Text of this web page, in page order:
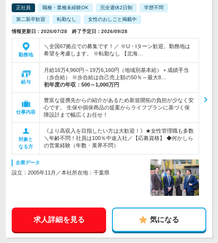
正社員 職種・業種未経験OK 完全週休2日制 学歴不問
第二新卒歓迎 転勤なし 女性のおしごと掲載中
情報更新日：2026/07/28 終了予定日：2026/09/28
勤務地
＼全国67拠点での募集です！／ ※U・Iターン歓迎。勤務地は
希望を考慮します。 ※転勤なし 【北海…
給与
月給16万4,960円～19万6,160円（地域別基本給）＋成績手当
（歩合給） ※歩合給は自己売上額の50％～最大8…
初年度の年収： 500～1,000万円
仕事内容
豊富な提携先からの紹介があるため新規開拓の負担が少なく安
心です。 生保や損保商品の提案からライフプランに基づく保
障設計まで幅広くお任せ！
対象と
なる方
《より高収入を目指したい方は大歓迎！》★女性管理職も多数
＼年齢不問！社員は100％中途入社／【応募資格】 ◆何かしら
の営業経験（年数・業界不問）
企業データ
設立：2005年11月／本社所在地：千葉県
求人詳細を見る 気になる